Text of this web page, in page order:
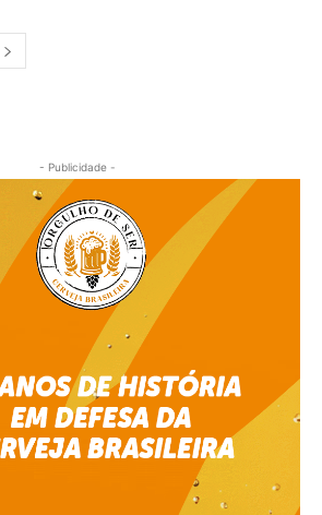
- Publicidade -